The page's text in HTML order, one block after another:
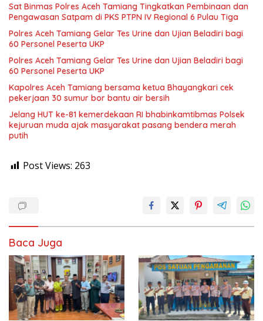
Sat Binmas Polres Aceh Tamiang Tingkatkan Pembinaan dan
Pengawasan Satpam di PKS PTPN IV Regional 6 Pulau Tiga
Polres Aceh Tamiang Gelar Tes Urine dan Ujian Beladiri bagi
60 Personel Peserta UKP
Polres Aceh Tamiang Gelar Tes Urine dan Ujian Beladiri bagi
60 Personel Peserta UKP
Kapolres Aceh Tamiang bersama ketua Bhayangkari cek
pekerjaan 30 sumur bor bantu air bersih
Jelang HUT ke-81 kemerdekaan RI bhabinkamtibmas Polsek
kejuruan muda ajak masyarakat pasang bendera merah
putih
Post Views: 263
Baca Juga